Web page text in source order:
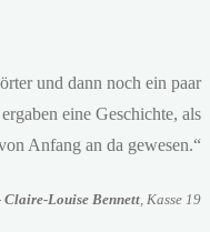
und dann noch ein paar
eine Geschichte, als
Anfang an da gewesen.“
Claire-Louise Bennett, Kasse 19